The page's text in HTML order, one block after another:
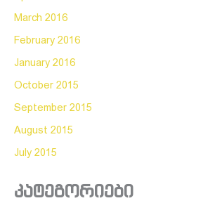
March 2016
February 2016
January 2016
October 2015
September 2015
August 2015
July 2015
კატეგორიები